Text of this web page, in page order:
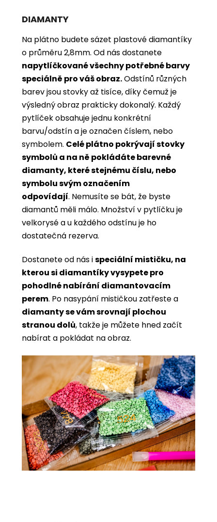
DIAMANTY
Na plátno budete sázet plastové diamantíky
o průměru 2,8mm. Od nás dostanete
napytlíčkované všechny potřebné barvy
speciálně pro váš obraz.Odstínů různých
barev jsou stovky až tisíce, díky čemuž je
výsledný obraz prakticky dokonalý. Každý
pytlíček obsahuje jednu konkrétní
barvu/odstín a je označen číslem, nebo
symbolem. Celé plátno pokrývají stovky
symbolů a na ně pokládáte barevné
diamanty, které stejnému číslu, nebo
symbolu svým označením
odpovídají. Nemusíte se bát, že byste
diamantů měli málo. Množství v pytlíčku je
velkorysé a u každého odstínu je ho
dostatečná rezerva.
Dostanete od nás ispeciální mističku, na
kterou si diamantíky vysypete pro
pohodlné nabírání diamantovacím
perem. Po nasypání mističkou zatřeste a
diamanty se vám srovnají plochou
stranou dolů, takže je můžete hned začít
nabírat a pokládat na obraz.